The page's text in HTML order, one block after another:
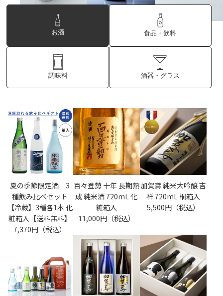
お酒 食品・飲料
調味料 酒器・グラス
夏の季節限定酒 3
種飲み比べセット
【冷蔵】3種各1本 化
粧箱入【送料無料】
7,370円（税込）
百々登勢 十年 長期熟
成 純米酒 720mL 化
粧箱入
11,000円（税込）
加賀鳶 純米大吟醸 吉
祥 720mL 桐箱入
5,500円（税込）